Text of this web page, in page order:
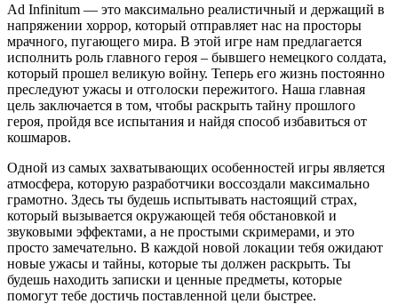
Ad Infinitum — это максимально реалистичный и держащий в
напряжении хоррор, который отправляет нас на просторы
мрачного, пугающего мира. В этой игре нам предлагается
исполнить роль главного героя – бывшего немецкого солдата,
который прошел великую войну. Теперь его жизнь постоянно
преследуют ужасы и отголоски пережитого. Наша главная
цель заключается в том, чтобы раскрыть тайну прошлого
героя, пройдя все испытания и найдя способ избавиться от
кошмаров.
Одной из самых захватывающих особенностей игры является
атмосфера, которую разработчики воссоздали максимально
грамотно. Здесь ты будешь испытывать настоящий страх,
который вызывается окружающей тебя обстановкой и
звуковыми эффектами, а не простыми скримерами, и это
просто замечательно. В каждой новой локации тебя ожидают
новые ужасы и тайны, которые ты должен раскрыть. Ты
будешь находить записки и ценные предметы, которые
помогут тебе достичь поставленной цели быстрее.